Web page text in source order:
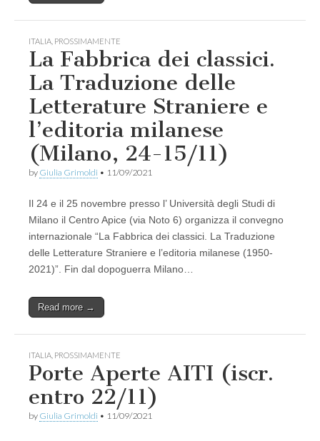
ITALIA PROSSIMAMENTE
La Fabbrica dei classici.
La Traduzione delle
Letterature Straniere e
l’editoria milanese
(Milano, 24-15/11)
by Giulia Grimoldi • 11/09/2021
Il 24 e il 25 novembre presso l’ Università degli Studi di
Milano il Centro Apice (via Noto 6) organizza il convegno
internazionale “La Fabbrica dei classici. La Traduzione
delle Letterature Straniere e l’editoria milanese (1950-
2021)”. Fin dal dopoguerra Milano…
Read more →
ITALIA PROSSIMAMENTE
Porte Aperte AITI (iscr.
entro 22/11)
by Giulia Grimoldi • 11/09/2021